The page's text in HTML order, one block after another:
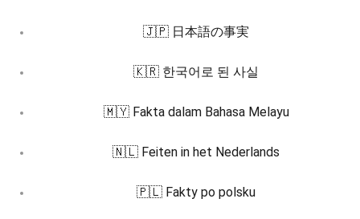
🇯🇵 日本語の事実
🇰🇷 한국어로 된 사실
🇲🇾 Fakta dalam Bahasa Melayu
🇳🇱 Feiten in het Nederlands
🇵🇱 Fakty po polsku